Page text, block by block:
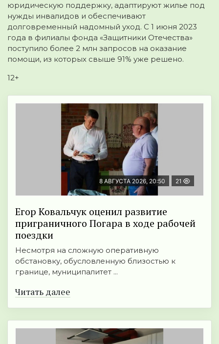
юридическую поддержку, адаптируют жилье под
нужды инвалидов и обеспечивают
долговременный надомный уход. С 1 июня 2023
года в филиалы фонда «Защитники Отечества»
поступило более 2 млн запросов на оказание
помощи, из которых свыше 91% уже решено.
12+
8 АВГУСТА 2026, 20:50 21
Егор Ковальчук оценил развитие
приграничного Погара в ходе рабочей
поездки
Несмотря на сложную оперативную
обстановку, обусловленную близостью к
границе, муниципалитет ...
Читать далее